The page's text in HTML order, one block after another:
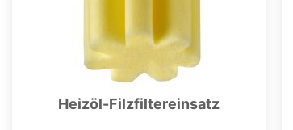
Heizöl-Filzfiltereinsatz